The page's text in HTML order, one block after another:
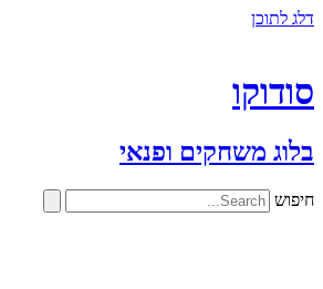
דלג לתוכן
סודוקו
בלוג משחקים ופנאי
חיפוש